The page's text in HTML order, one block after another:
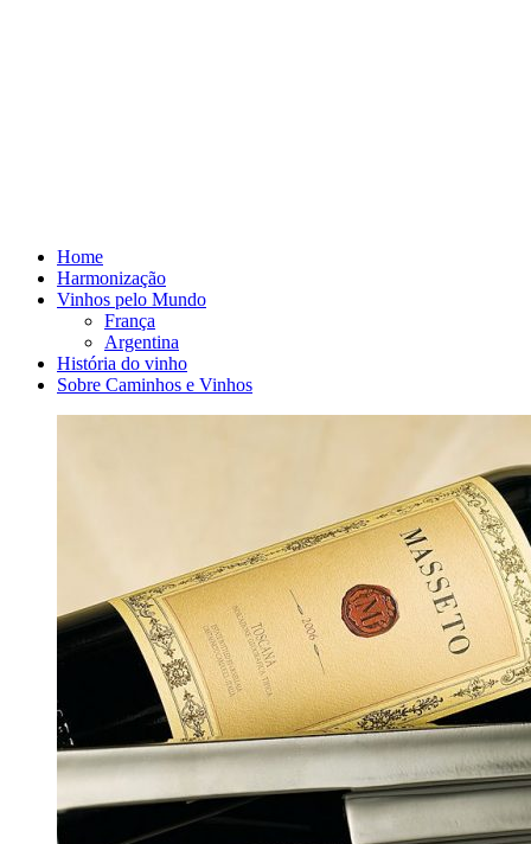
Home
Harmonização
Vinhos pelo Mundo
França
Argentina
História do vinho
Sobre Caminhos e Vinhos